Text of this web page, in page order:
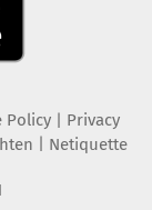
Policy| Privacy
| Netiquette